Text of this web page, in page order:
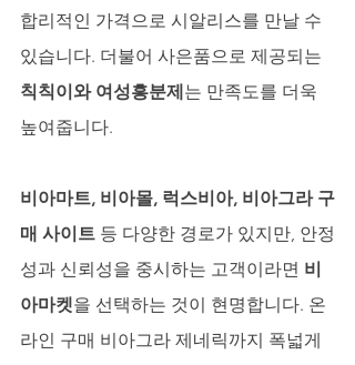
합리적인 가격으로 시알리스를 만날 수
있습니다. 더불어 사은품으로 제공되는
칙칙이와 여성흥분제는 만족도를 더욱
높여줍니다.
비아마트, 비아몰, 럭스비아, 비아그라 구
매 사이트 등 다양한 경로가 있지만, 안정
성과 신뢰성을 중시하는 고객이라면 비
아마켓을 선택하는 것이 현명합니다. 온
라인 구매 비아그라 제네릭까지 폭넓게